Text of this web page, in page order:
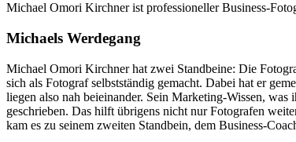
Michael Omori Kirchner ist professioneller Business-
Michaels Werdegang
Michael Omori Kirchner hat zwei Standbeine: Die
sich als Fotograf selbstständig gemacht. Dabei hat er
liegen also nah beieinander. Sein Marketing-Wissen,
geschrieben. Das hilft übrigens nicht nur Fotografen
kam es zu seinem zweiten Standbein, dem Business-